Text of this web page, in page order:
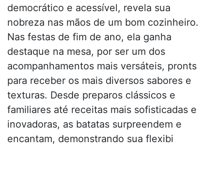
democrático e acessível, revela sua
nobreza nas mãos de um bom cozinheiro.
Nas festas de fim de ano, ela ganha
destaque na mesa, por ser um dos
acompanhamentos mais versáteis, pronts
para receber os mais diversos sabores e
texturas. Desde preparos clássicos e
familiares até receitas mais sofisticadas e
inovadoras, as batatas surpreendem e
encantam, demonstrando sua flexibi